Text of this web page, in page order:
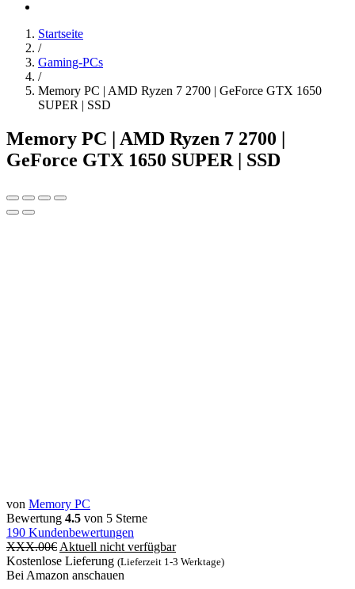
Startseite
/
Gaming-PCs
/
Memory PC | AMD Ryzen 7 2700 | GeForce GTX 1650
SUPER | SSD
Memory PC | AMD Ryzen 7 2700 |
GeForce GTX 1650 SUPER | SSD
von Memory PC
Bewertung 4.5 von 5 Sterne
190 Kundenbewertungen
XXX.00€ Aktuell nicht verfügbar
Kostenlose Lieferung (Lieferzeit 1-3 Werktage)
Bei Amazon anschauen